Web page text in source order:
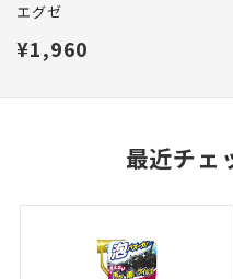
エグゼ
¥1,960
最近チェ